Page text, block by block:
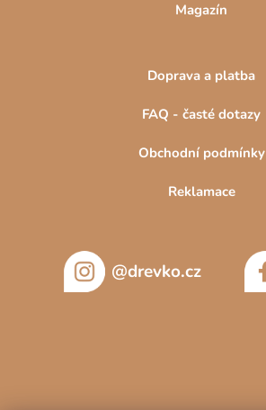
Magazín
Doprava a platba
FAQ - časté dotazy
Obchodní podmínky
Reklamace
@drevko.cz